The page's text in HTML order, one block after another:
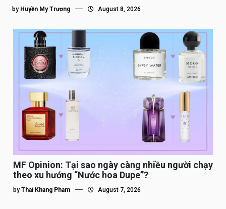
by Huyền My Trương August 8, 2026
MF Opinion: Tại sao ngày càng nhiều người chạy
theo xu hướng “Nước hoa Dupe”?
by Thai Khang Pham August 7, 2026